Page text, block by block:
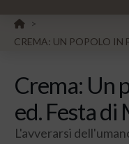
HOME
>
CREMA: UN POPOLO IN
Crema: Un
ed. Festa di
L'avverarsi